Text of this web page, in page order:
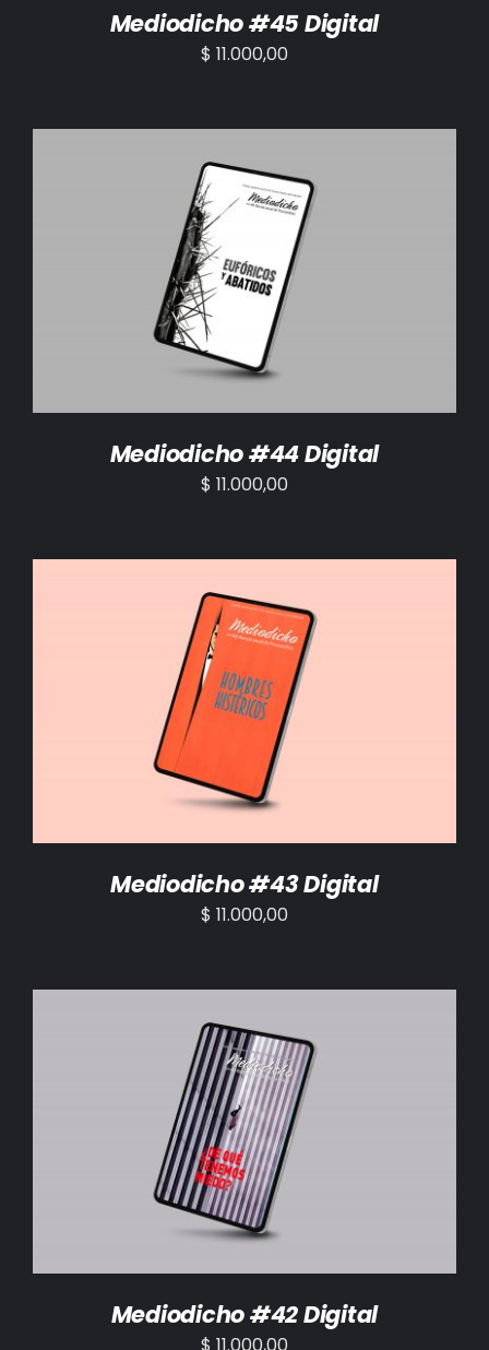
Mediodicho #45 Digital
$ 11.000,00
AÑADIR AL CARRITO /
Mediodicho #44 Digital
$ 11.000,00
AÑADIR AL CARRITO /
Mediodicho #43 Digital
$ 11.000,00
AÑADIR AL CARRITO /
Mediodicho #42 Digital
$ 11.000,00